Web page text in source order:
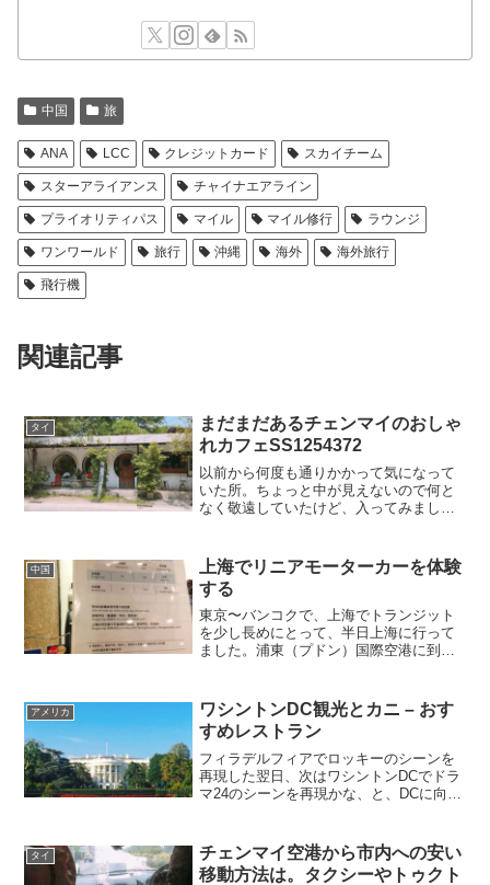
中国 旅
ANA LCC クレジットカード スカイチーム
スターアライアンス チャイナエアライン
プライオリティパス マイル マイル修行 ラウンジ
ワンワールド 旅行 沖縄 海外 海外旅行
飛行機
関連記事
タイ
まだまだあるチェンマイのおしゃ
れカフェSS1254372
以前から何度も通りかかって気になって
いた所。ちょっと中が見えないので何と
なく敬遠していたけど、入ってみまし
す。ムーミン谷の趣。入口のドアもオシ
ャレ。元々何か...
中国
上海でリニアモーターカーを体験
する
東京〜バンコクで、上海でトランジット
を少し長めにとって、半日上海に行って
ました。浦東（プドン）国際空港に到着
経験だったので、せっかくなので乗って
みます。窓口でチケットを...
アメリカ
ワシントンDC観光とカニ – おす
すめレストラン
フィラデルフィアでロッキーのシーンを
再現した翌日、次はワシントンDCでドラ
マ24のシーンを再現かな、と、DCに向か
はりあれはフィクションだったか。リン
カーンメモリアル建...
タイ
チェンマイ空港から市内への安い
移動方法は。タクシーやトゥクト